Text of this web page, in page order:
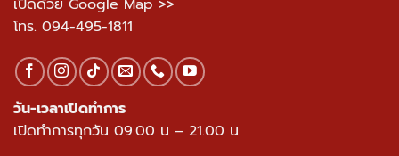
กรุงเทพมหานคร 10230
โทร.094-495-1811